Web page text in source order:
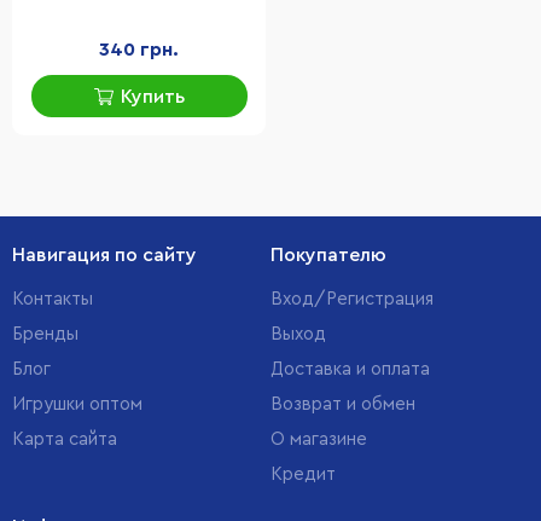
340 грн.
Купить
Навигация по сайту
Контакты
Бренды
Блог
Игрушки оптом
Карта сайта
Покупателю
Вход/Регистрация
Выход
Доставка и оплата
Возврат и обмен
О магазине
Кредит